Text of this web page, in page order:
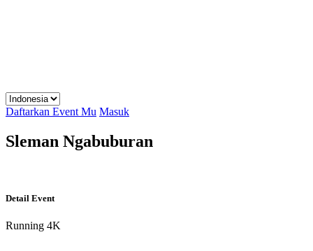
Daftarkan Event Mu Masuk
Sleman Ngabuburan
Detail Event
Running 4K